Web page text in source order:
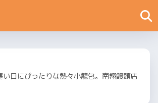
い日にぴったりな熱々小籠包。南翔饅頭店